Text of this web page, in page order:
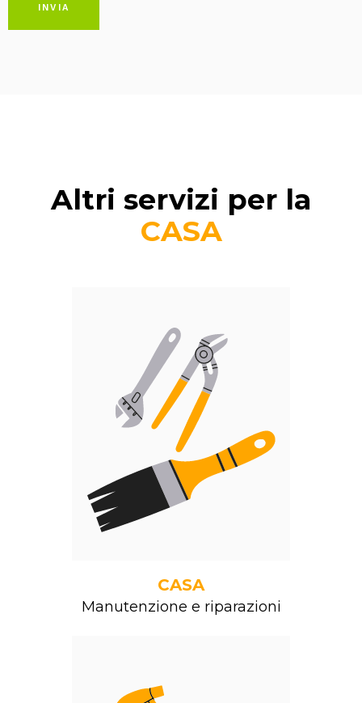
INVIA
Altri servizi per la
CASA
CASA
Manutenzione e riparazioni